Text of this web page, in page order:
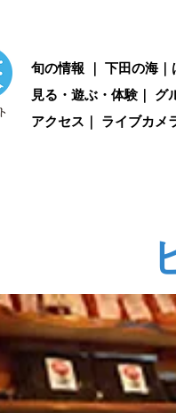
旬の情報 ｜ 下田の海 ｜
見る・遊ぶ・体験｜ グ
アクセス ｜ ライブカメ